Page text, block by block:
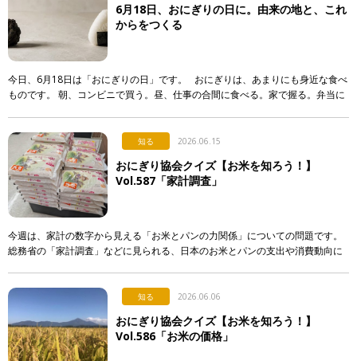
6月18日、おにぎりの日に。由来の地と、これ
からをつくる
今日、6月18日は「おにぎりの日」です。 おにぎりは、あまりにも身近な食べ
ものです。 朝、コンビニで買う。昼、仕事の合間に食べる。家で握る。弁当に
知る 2026.06.15
おにぎり協会クイズ【お米を知ろう！】
Vol.587「家計調査」
今週は、家計の数字から見える「お米とパンの力関係」についての問題です。
総務省の「家計調査」などに見られる、日本のお米とパンの支出や消費動向に
知る 2026.06.06
おにぎり協会クイズ【お米を知ろう！】
Vol.586「お米の価格」